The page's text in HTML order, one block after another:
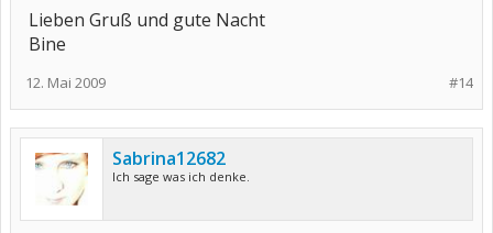
Lieben Gruß und gute Nacht
Bine
#14
12. Mai 2009
Sabrina12682
Ich sage was ich denke.